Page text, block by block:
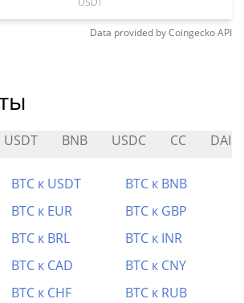
Data provided byCoingeckoAPI
USDT BNB USDC CC DAI
BTC к USDT
BTC к BNB
BTC к EUR
BTC к GBP
BTC к BRL
BTC к INR
BTC к CAD
BTC к CNY
BTC к CHF BTC к RUB